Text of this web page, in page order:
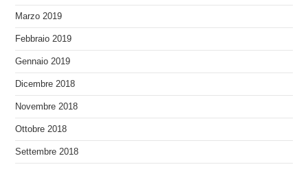
Marzo 2019
Febbraio 2019
Gennaio 2019
Dicembre 2018
Novembre 2018
Ottobre 2018
Settembre 2018